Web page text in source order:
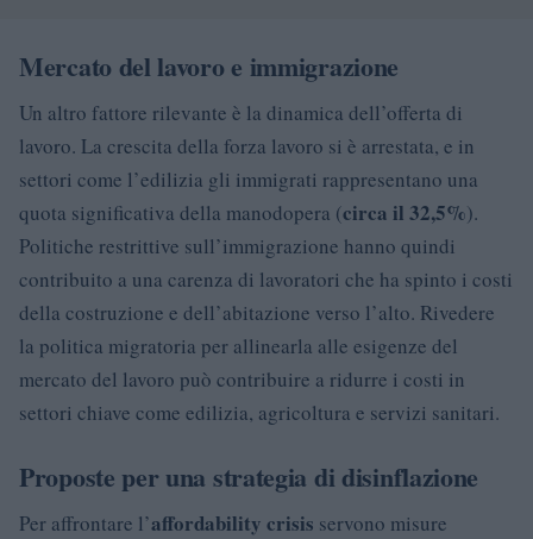
Mercato del lavoro e immigrazione
Un altro fattore rilevante è la dinamica dell’offerta di
lavoro. La crescita della forza lavoro si è arrestata, e in
settori come l’edilizia gli immigrati rappresentano una
quota significativa della manodopera (circa il 32,5%).
Politiche restrittive sull’immigrazione hanno quindi
contribuito a una carenza di lavoratori che ha spinto i costi
della costruzione e dell’abitazione verso l’alto. Rivedere
la politica migratoria per allinearla alle esigenze del
mercato del lavoro può contribuire a ridurre i costi in
settori chiave come edilizia, agricoltura e servizi sanitari.
Proposte per una strategia di disinflazione
Per affrontare l’affordability crisis servono misure